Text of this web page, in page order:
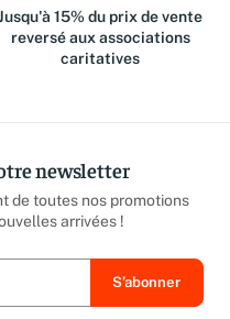
15% du prix de vente
reversé aux associations
caritatives
newsletter
de toutes nos promotions
arrivées !